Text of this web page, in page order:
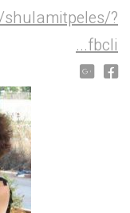
?
fbcli...